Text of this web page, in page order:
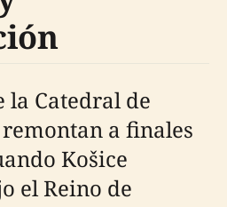
la Catedral de
a finales
Košice
el Reino de